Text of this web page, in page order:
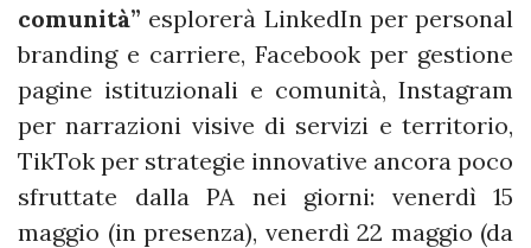
comunità” esplorerà LinkedIn per personal
branding e carriere, Facebook per gestione
pagine istituzionali e comunità, Instagram
per narrazioni visive di servizi e territorio,
TikTok per strategie innovative ancora poco
sfruttate dalla PA nei giorni: venerdì 15
maggio (in presenza), venerdì 22 maggio (da